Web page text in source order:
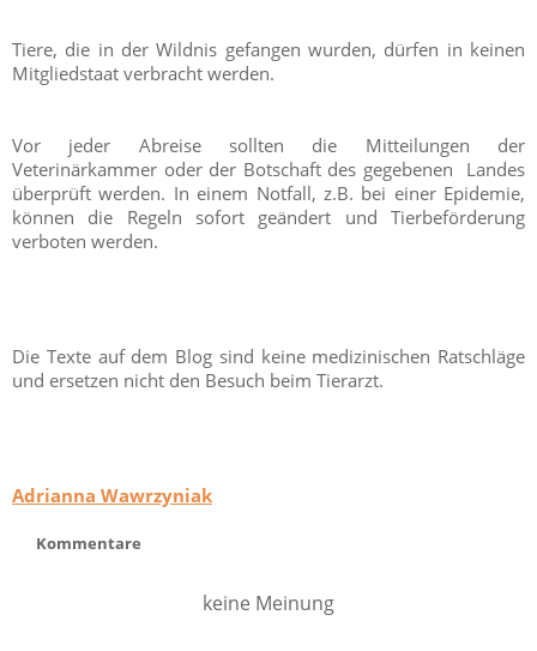
Tiere, die in der Wildnis gefangen wurden, dürfen in keinen
Mitgliedstaat verbracht werden.
Vor jeder Abreise sollten die Mitteilungen der
Veterinärkammer oder der Botschaft des gegebenen Landes
überprüft werden. In einem Notfall, z.B. bei einer Epidemie,
können die Regeln sofort geändert und Tierbeförderung
verboten werden.
Die Texte auf dem Blog sind keine medizinischen Ratschläge
und ersetzen nicht den Besuch beim Tierarzt.
Adrianna Wawrzyniak
Kommentare
keine Meinung